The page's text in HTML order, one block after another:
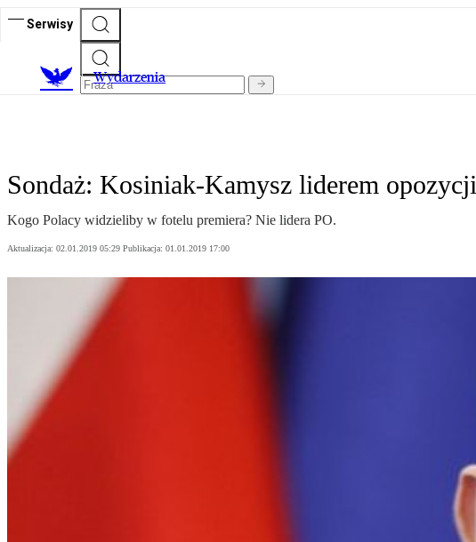
Serwisy
Wydarzenia
Sondaż: Kosiniak-Kamysz liderem opozycji
Kogo Polacy widzieliby w fotelu premiera? Nie lidera PO.
Aktualizacja: 02.01.2019 05:29 Publikacja: 01.01.2019 17:00